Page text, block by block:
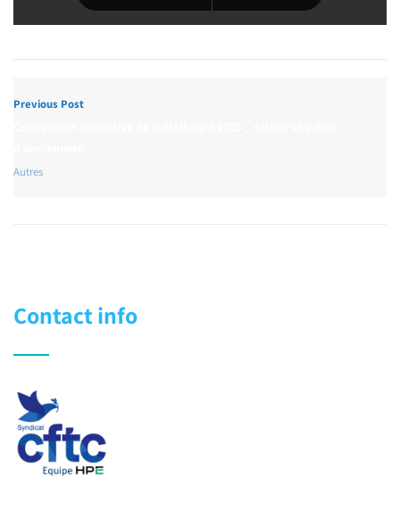
Previous Post
Autres
Contact info